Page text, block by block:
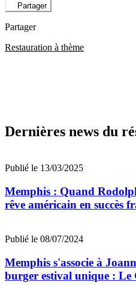
Partager
Partager
Restauration à thème
Dernières news du
Publié le 13/03/2025
Memphis : Quand
rêve américain en succès
Publié le 08/07/2024
Memphis s'associe à
burger estival unique :